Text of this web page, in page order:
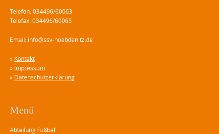
Telefon: 034496/60063
Telefax: 034496/60063
Email: info@ssv-noebdenitz.de
» Kontakt
» Impressum
» Datenschutzerklärung
Menü
Abteilung Fußball